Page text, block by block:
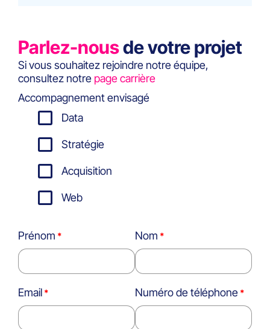
Parlez-nousde votre projet
Si vous souhaitez rejoindre notre équipe,
consultez notre page carrière
Accompagnement envisagé
Data
Stratégie
Acquisition
Web
Prénom Nom
Email Numéro de téléphone